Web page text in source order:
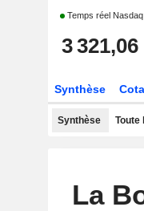
Temps réel
3 321,06
Synthèse
Synthèse Toute
La